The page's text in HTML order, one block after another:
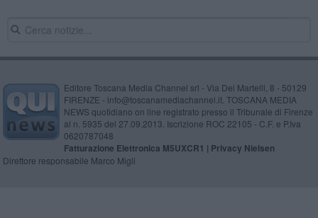
Editore Toscana Media Channel srl - Via Dei Martelli, 8 - 50129
FIRENZE - info@toscanamediachannel.it. TOSCANA MEDIA
NEWS quotidiano on line registrato presso il Tribunale di Firenze
al n. 5935 del 27.09.2013. Iscrizione ROC 22105 - C.F. e P.Iva
0620787048
Fatturazione Elettronica M5UXCR1 | Privacy Nielsen
Direttore responsabile Marco Migli